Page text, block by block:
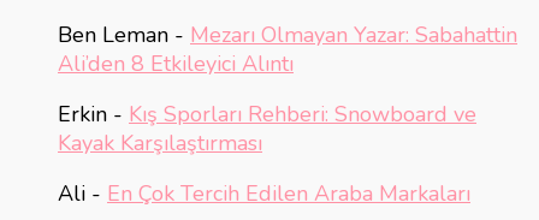
Ben Leman - Mezarı Olmayan Yazar: Sabahattin
Ali’den 8 Etkileyici Alıntı
Erkin - Kış Sporları Rehberi: Snowboard ve
Kayak Karşılaştırması
Ali - En Çok Tercih Edilen Araba Markaları